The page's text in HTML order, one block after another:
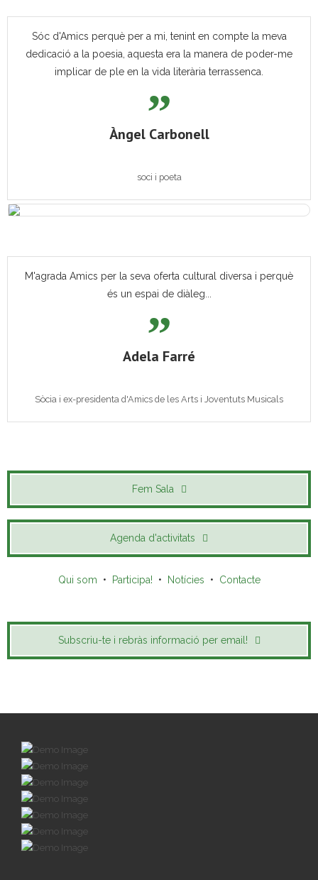
Sóc d'Amics perquè per a mi, tenint en compte la meva
dedicació a la poesia, aquesta era la manera de poder-me
implicar de ple en la vida literària terrassenca.
Àngel Carbonell
soci i poeta
M'agrada Amics per la seva oferta cultural diversa i perquè
és un espai de diàleg...
Adela Farré
Sòcia i ex-presidenta d'Amics de les Arts i Joventuts Musicals
Fem Sala
Agenda d'activitats
Qui som • Participa! • Notícies • Contacte
Subscriu-te i rebràs informació per email!